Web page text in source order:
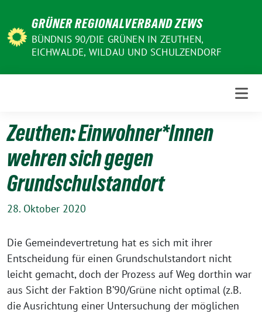
Inhalt
GRÜNER REGIONALVERBAND ZEWS
BÜNDNIS 90/DIE GRÜNEN IN ZEUTHEN,
EICHWALDE, WILDAU UND SCHULZENDORF
Zeuthen: Einwohner*Innen
wehren sich gegen
Grundschulstandort
28. Oktober 2020
Die Gemeindevertretung hat es sich mit ihrer
Entscheidung für einen Grundschulstandort nicht
leicht gemacht, doch der Prozess auf Weg dorthin war
aus Sicht der Faktion B’90/Grüne nicht optimal (z.B.
die Ausrichtung einer Untersuchung der möglichen